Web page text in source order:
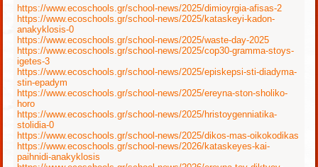
https://www.ecoschools.gr/school-news/2025/dimioyrgia-afisas-2
https://www.ecoschools.gr/school-news/2025/kataskeyi-kadon-
anakyklosis-0
https://www.ecoschools.gr/school-news/2025/waste-day-2025
https://www.ecoschools.gr/school-news/2025/cop30-gramma-stoys-
igetes-3
https://www.ecoschools.gr/school-news/2025/episkepsi-sti-diadyma-
stin-epadym
https://www.ecoschools.gr/school-news/2025/ereyna-ston-sholiko-
horo
https://www.ecoschools.gr/school-news/2025/hristoygenniatika-
stolidia-0
https://www.ecoschools.gr/school-news/2025/dikos-mas-oikokodikas
https://www.ecoschools.gr/school-news/2026/kataskeyes-kai-
paihnidi-anakyklosis